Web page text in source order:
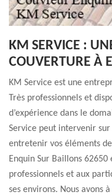
KM SERVICE :
COUVERTURE À
KM Service est une
Très professionnels et
d’expérience dans le
Service peut intervenir
entretenir vos éléments
Enquin Sur Baillons
professionnels et aux
ses environs. Nous avons